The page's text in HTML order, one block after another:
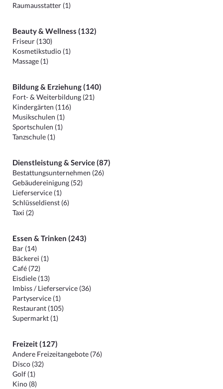
Raumausstatter (1)
Beauty & Wellness (132)
Friseur (130)
Kosmetikstudio (1)
Massage (1)
Bildung & Erziehung (140)
Fort- & Weiterbildung (21)
Kindergärten (116)
Musikschulen (1)
Sportschulen (1)
Tanzschule (1)
Dienstleistung & Service (87)
Bestattungsunternehmen (26)
Gebäudereinigung (52)
Lieferservice (1)
Schlüsseldienst (6)
Taxi (2)
Essen & Trinken (243)
Bar (14)
Bäckerei (1)
Café (72)
Eisdiele (13)
Imbiss / Lieferservice (36)
Partyservice (1)
Restaurant (105)
Supermarkt (1)
Freizeit (127)
Andere Freizeitangebote (76)
Disco (32)
Golf (1)
Kino (8)